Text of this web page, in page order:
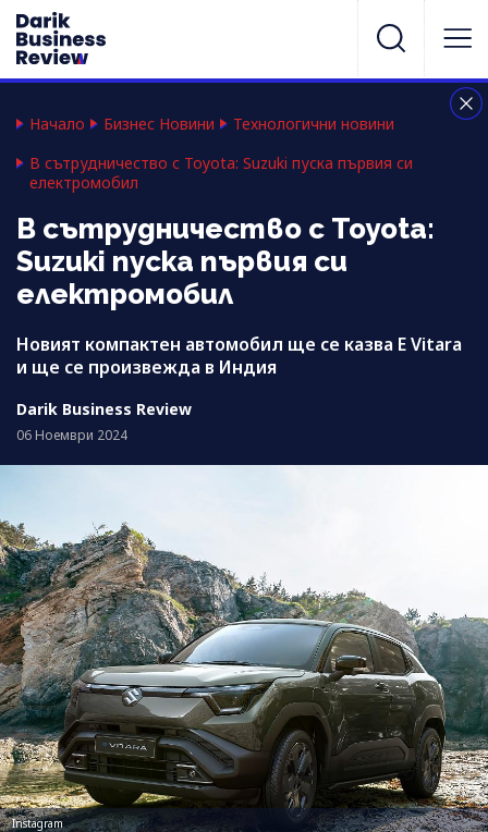
Начало Бизнес Новини
Технологични новини
В сътрудничество с Toyota: Suzuki пуска първия си
електромобил
В сътрудничество с Toyota:
Suzuki пуска първия си
електромобил
Новият компактен автомобил ще се казва E Vitara
и ще се произвежда в Индия
Darik Business Review
06 Ноември 2024
Instagram